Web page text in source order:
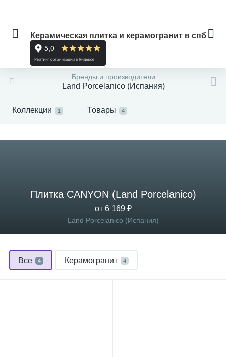
Керамическая плитка и керамогранит в спб
Бренды и производители
Land Porcelanico (Испания)
Коллекции 1 Товары 4
Плитка CANYON (Land Porcelanico)
от 6 169 ₽
Land Porcelanico (Испания)
Все 4 Керамогранит 4